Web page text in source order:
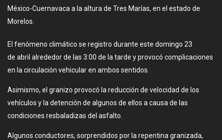
México-Cuernavaca a la altura de Tres Marías, en el estado de
Morelos.
El fenómeno climático se registro durante este domingo 23
de abril alrededor de las 3:00 de la tarde y provocó complicaciones
en la circulación vehicular en ambos sentidos.
Asimismo, el granizo provocó la reducción de velocidad de los
vehículos y la detención de algunos de ellos a causa de las
condiciones resbaladizas del asfalto.
Algunos conductores, sorprendidos por la repentina granizada,